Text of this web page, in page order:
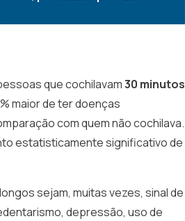
que cochilavam30 minutos
maior de ter doenças
com quem não cochilava.
estatisticamente significativo de
sejam, muitas vezes, sinal de
depressão, uso de